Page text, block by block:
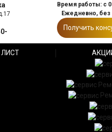
Время работы: с
Ежедневно,
Получить
ЛИСТ